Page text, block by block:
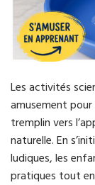
Les activités
amusement
tremplin vers
naturelle. En
ludiques, les
pratiques tout